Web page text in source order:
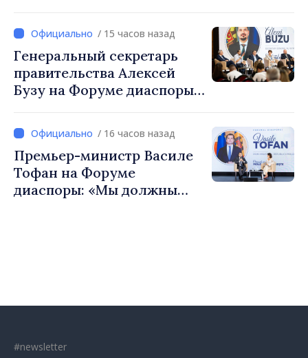
Вевер обсудили
европейский путь
Республики Молдова
/ 15 часов назад
Генеральный секретарь
правительства Алексей
Бузу на Форуме диаспоры:
чтобы строить более
сильные сообщества»
/ 16 часов назад
Премьер-министр Василе
Тофан на Форуме
диаспоры: «Мы должны
#newsletter